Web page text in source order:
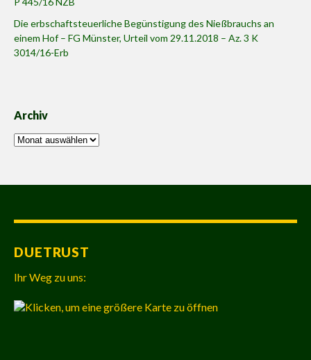
Die erbschaftsteuerliche Begünstigung des Nießbrauchs an
einem Hof – FG Münster, Urteil vom 29.11.2018 – Az. 3 K
3014/16-Erb
Archiv
Archiv
DUETRUST
Ihr Weg zu uns: